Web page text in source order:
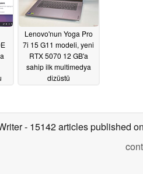
Lenovo'nun Yoga Pro
7i 15 G11 modeli, yeni
RTX 5070 12 GB'a
sahip ilk multimedya
dizüstü
- 15142 articles published